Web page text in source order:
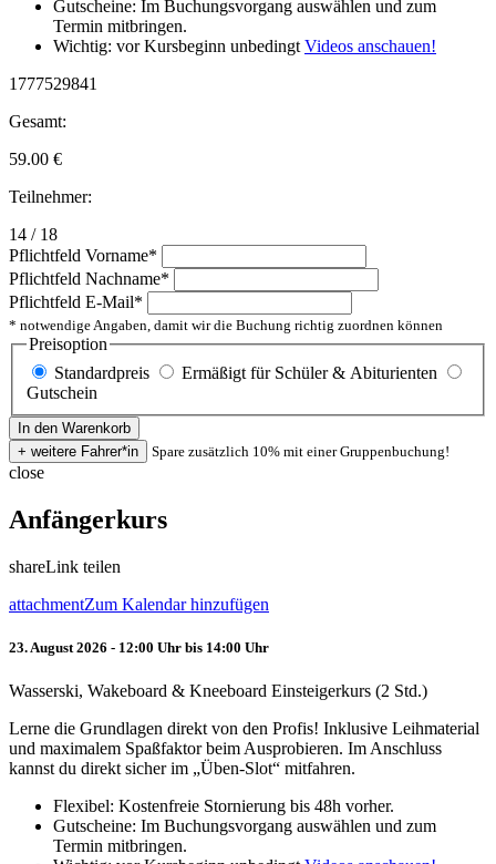
Gutscheine: Im Buchungsvorgang auswählen und zum
Termin mitbringen.
Wichtig: vor Kursbeginn unbedingtVideos anschauen!
1777529841
Gesamt:
59.00 €
Teilnehmer:
14 / 18
Pflichtfeld Vorname*
Pflichtfeld Nachname*
Pflichtfeld E-Mail*
* notwendige Angaben, damit wir die Buchung richtig zuordnen können
Preisoption
Standardpreis
Ermäßigt für Schüler & Abiturienten
Gutschein
Spare zusätzlich 10% mit einer Gruppenbuchung!
close
Anfängerkurs
shareLink teilen
attachmentZum Kalendar hinzufügen
23. August 2026 - 12:00 Uhr bis 14:00 Uhr
Wasserski, Wakeboard & Kneeboard Einsteigerkurs (2 Std.)
Lerne die Grundlagen direkt von den Profis! Inklusive Leihmaterial
und maximalem Spaßfaktor beim Ausprobieren. Im Anschluss
kannst du direkt sicher im „Üben-Slot“ mitfahren.
Flexibel: Kostenfreie Stornierung bis 48h vorher.
Gutscheine: Im Buchungsvorgang auswählen und zum
Termin mitbringen.